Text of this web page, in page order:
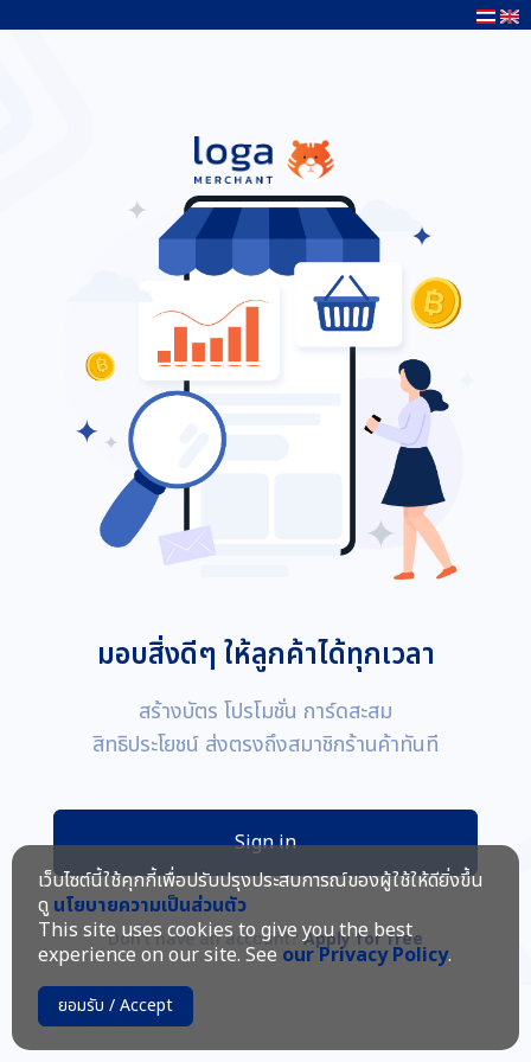
มอบสิ่งดีๆ ให้ลูกค้าได้ทุกเวลา
สร้างบัตร โปรโมชั่น การ์ดสะสม
สิทธิประโยชน์ ส่งตรงถึงสมาชิกร้านค้าทันที
Sign in
Don't have an account?Apply for free
เว็บไซต์นี้ใช้คุกกี้เพื่อปรับปรุงประสบการณ์ของผู้ใช้ให้ดียิ่งขึ้น
ดู นโยบายความเป็นส่วนตัว
This site uses cookies to give you the best
experience on our site. See our Privacy Policy.
ยอมรับ / Accept